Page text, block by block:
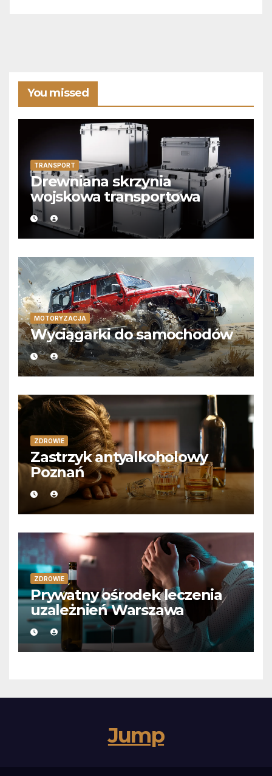
You missed
TRANSPORT
Drewniana skrzynia
wojskowa transportowa
MOTORYZACJA
Wyciągarki do samochodów
ZDROWIE
Zastrzyk antyalkoholowy
Poznań
ZDROWIE
Prywatny ośrodek leczenia
uzależnień Warszawa
Jump